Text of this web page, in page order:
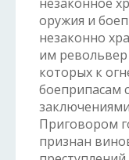
оружия и
незаконно
им
которых к
боеприпасам
Приговором
признан